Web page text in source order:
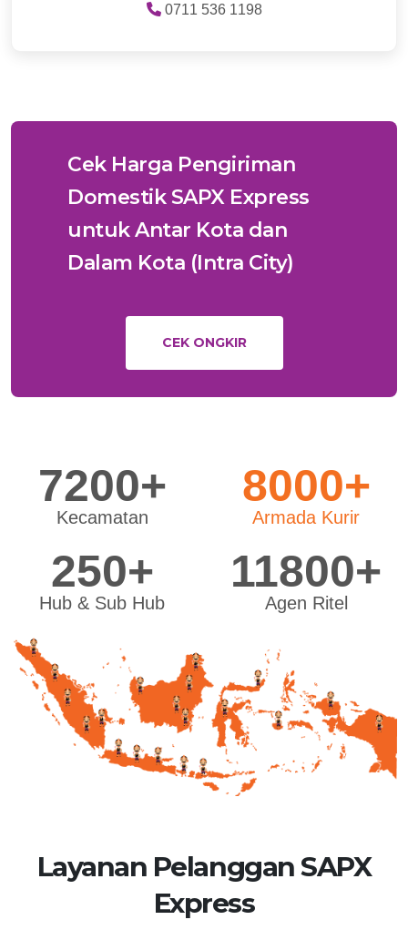
0711 536 1198
Cek Harga Pengiriman
Domestik SAPX Express
untuk Antar Kota dan
Dalam Kota (Intra City)
CEK ONGKIR
7200+
Kecamatan
8000+
Armada Kurir
250+
Hub & Sub Hub
11800+
Agen Ritel
Layanan Pelanggan SAPX
Express